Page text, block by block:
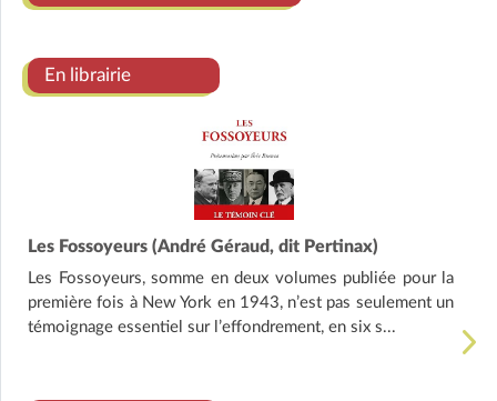
En librairie
Les Fossoyeurs (André Géraud, dit Pertinax)
Les Fossoyeurs, somme en deux volumes publiée pour la
première fois à New York en 1943, n’est pas seulement un
témoignage essentiel sur l’effondrement, en six s...